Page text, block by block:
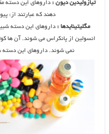
تیازولیدین دیون :داروهای این دسته
دهند که عبارتند از:
مگلیتینایدها : داروهای این دسته
انسولین از پانکراس می شوند. آن ها
نمی شوند. داروهای این دسته